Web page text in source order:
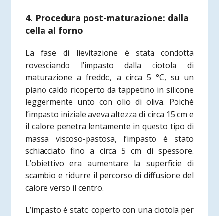
4. Procedura post-maturazione: dalla
cella al forno
La fase di lievitazione è stata condotta
rovesciando l’impasto dalla ciotola di
maturazione a freddo, a circa 5 °C, su un
piano caldo ricoperto da tappetino in silicone
leggermente unto con olio di oliva. Poiché
l’impasto iniziale aveva altezza di circa 15 cm e
il calore penetra lentamente in questo tipo di
massa viscoso-pastosa, l’impasto è stato
schiacciato fino a circa 5 cm di spessore.
L’obiettivo era aumentare la superficie di
scambio e ridurre il percorso di diffusione del
calore verso il centro.
L’impasto è stato coperto con una ciotola per